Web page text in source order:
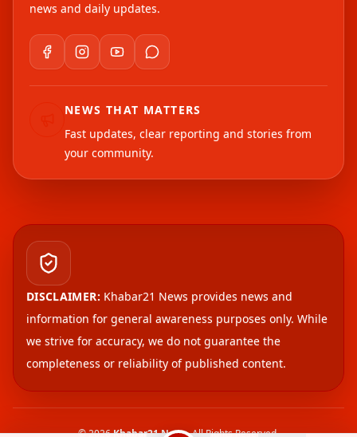
news and daily updates.
NEWS THAT MATTERS
Fast updates, clear reporting and stories from
your community.
DISCLAIMER: Khabar21 News provides news and
information for general awareness purposes only. While
we strive for accuracy, we do not guarantee the
completeness or reliability of published content.
©2026Khabar21 News. All Rights Reserved.